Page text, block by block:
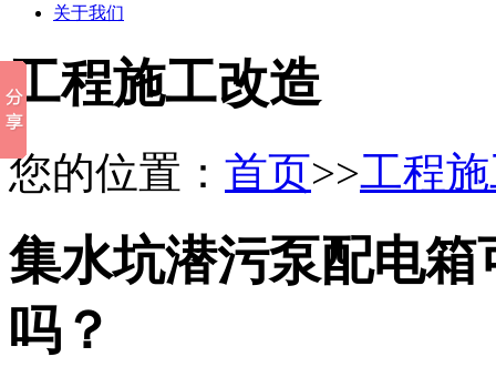
关于我们
工程施工改造
您的位置： 首页>>工程
集水坑潜污泵配电
吗？